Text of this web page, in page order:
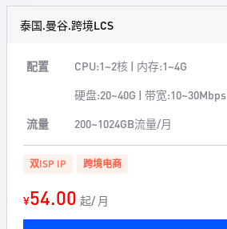
泰国.曼谷.跨境LCS
配置
CPU:1~2核 | 内存:1~4G
硬盘:20~40G | 带宽:10~30Mbps
流量
200~1024GB流量/月
双ISP IP 跨境电商
¥54.00 起/ 月